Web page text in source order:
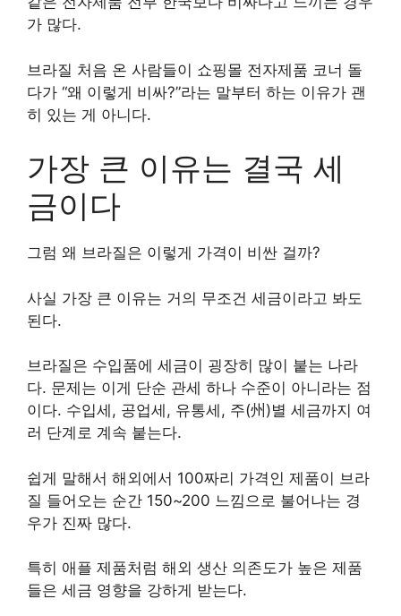
가 많다.
브라질 처음 온 사람들이 쇼핑몰 전자제품 코너 돌
다가 “왜 이렇게 비싸?”라는 말부터 하는 이유가 괜
히 있는 게 아니다.
가장 큰 이유는 결국 세
금이다
그럼 왜 브라질은 이렇게 가격이 비싼 걸까?
사실 가장 큰 이유는 거의 무조건 세금이라고 봐도
된다.
브라질은 수입품에 세금이 굉장히 많이 붙는 나라
다. 문제는 이게 단순 관세 하나 수준이 아니라는 점
이다. 수입세, 공업세, 유통세, 주(州)별 세금까지 여
러 단계로 계속 붙는다.
쉽게 말해서 해외에서 100짜리 가격인 제품이 브라
질 들어오는 순간 150~200 느낌으로 불어나는 경
우가 진짜 많다.
특히 애플 제품처럼 해외 생산 의존도가 높은 제품
들은 세금 영향을 강하게 받는다.